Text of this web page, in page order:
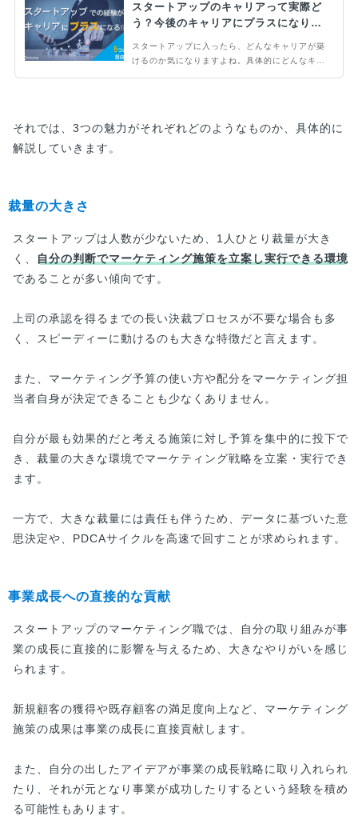
スタートアップのキャリアって実際ど
う？今後のキャリアにプラスになりま
スタートアップに入ったら、どんなキャリアが築
けるのか気になりますよね。具体的にどんなキャ
がら、スタートアップでのキャリアパスについて
それでは、3つの魅力がそれぞれどのようなものか、具体的に
解説していきます。
裁量の大きさ
スタートアップは人数が少ないため、1人ひとり裁量が大き
く、 自分の判断でマーケティング施策を立案し実行できる環境
であることが多い傾向です。
上司の承認を得るまでの長い決裁プロセスが不要な場合も多
く、スピーディーに動けるのも大きな特徴だと言えます。
また、マーケティング予算の使い方や配分をマーケティング担
当者自身が決定できることも少なくありません。
自分が最も効果的だと考える施策に対し予算を集中的に投下で
き、裁量の大きな環境でマーケティング戦略を立案・実行でき
ます。
一方で、大きな裁量には責任も伴うため、データに基づいた意
思決定や、PDCAサイクルを高速で回すことが求められます。
事業成長への直接的な貢献
スタートアップのマーケティング職では、自分の取り組みが事
業の成長に直接的に影響を与えるため、大きなやりがいを感じ
られます。
新規顧客の獲得や既存顧客の満足度向上など、マーケティング
施策の成果は事業の成長に直接貢献します。
また、自分の出したアイデアが事業の成長戦略に取り入れられ
たり、それが元となり事業が成功したりするという経験を積め
る可能性もあります。